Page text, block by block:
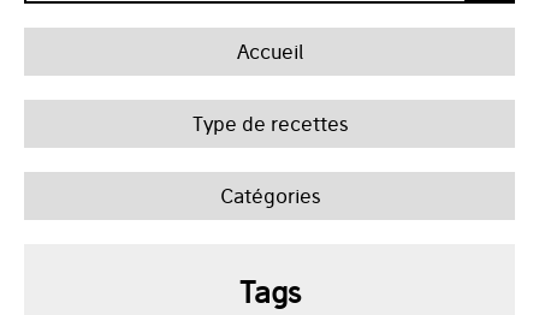
Accueil
Type de recettes
Catégories
Tags